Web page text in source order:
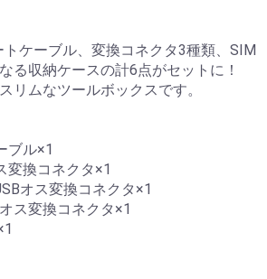
ケーブル、変換コネクタ3種類、SIM
る収納ケースの計6点がセットに！
リムなツールボックスです。
ブル×1
変換コネクタ×1
オス変換コネクタ×1
ス変換コネクタ×1